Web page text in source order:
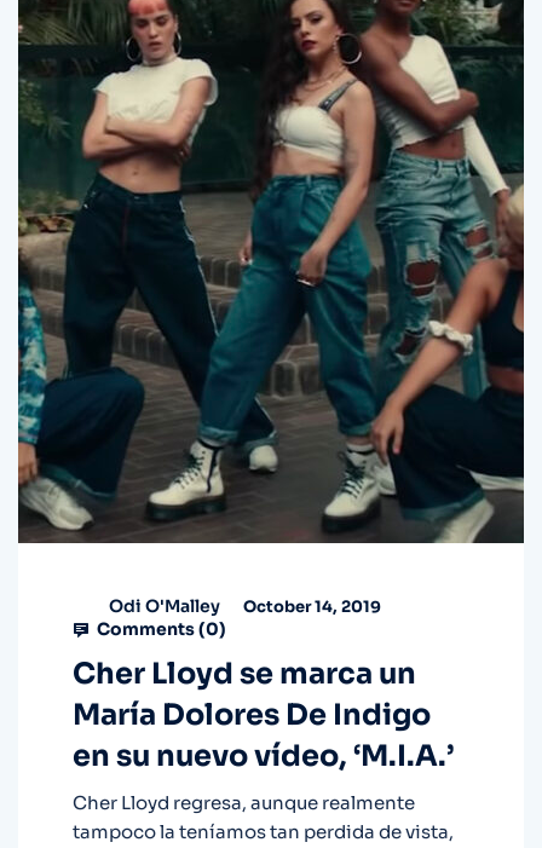
Odi O'Malley October 14, 2019
Comments (0)
Cher Lloyd se marca un
María Dolores De Indigo
en su nuevo vídeo, ‘M.I.A.’
Cher Lloyd regresa, aunque realmente
tampoco la teníamos tan perdida de vista,